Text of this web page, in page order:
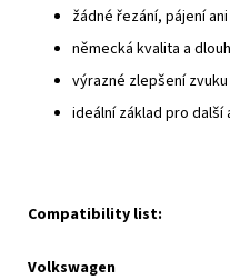
žádné řezání, pájení
německá kvalita a
výrazné zlepšení
ideální základ pro další
Compatibility list:
Volkswagen